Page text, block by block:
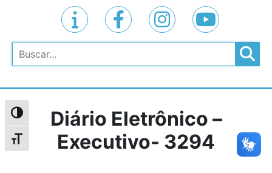
Alternar alto contraste
Alternar tamanho da fonte
Pesquisar
Diário Eletrônico –
Executivo- 3294